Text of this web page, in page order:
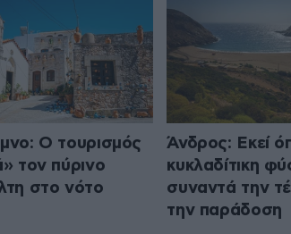
Ο τουρισμός
τον πύρινο
στο νότο
Άνδρος: Εκεί
κυκλαδίτικη
συναντά την
την παράδοση